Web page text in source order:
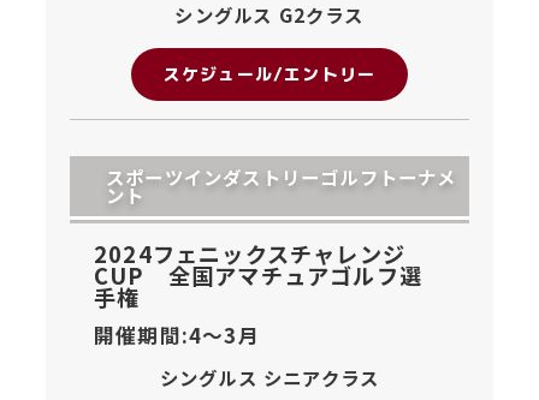
シングルス G2クラス
スケジュール/エントリー
スポーツインダストリーゴルフトーナメ
ント
2024フェニックスチャレンジ
CUP 全国アマチュアゴルフ選
手権
開催期間:4〜3月
シングルス シニアクラス